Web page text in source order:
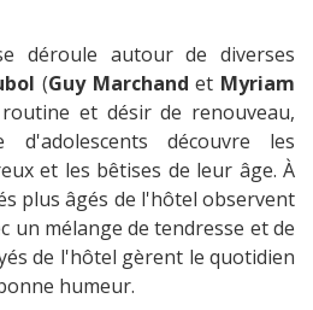
déroule autour de diverses
(Guy Marchand et Myriam
et désir de renouveau,
d'adolescents découvre les
et les bêtises de leur âge. À
plus âgés de l'hôtel observent
un mélange de tendresse et de
de l'hôtel gèrent le quotidien
humeur.